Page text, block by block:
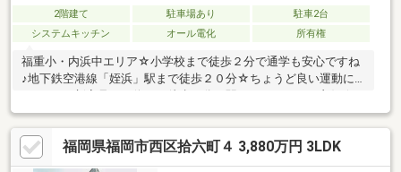
2階建て 駐車場あり
駐車2台
システムキッチン
オール電化 所有権
福重小・内浜中エリア☆小学校まで徒歩２分で通学も安心ですね
♪地下鉄空港線「姪浜」駅まで徒歩２０分☆ちょうど良い運動に
２０１１年の建物でペアガラス・食洗器・リビングIN階段・カー
ポートも有り、設備充実☆オール電化のお家で火元も安心☆ガス
代がかかりません♪駐車場は並列２台！車の出し入れもラクラク♪
１台分はカーポート付☆ウォークインクローゼット・ロフトもあ
福岡県福岡市西区拾六町４ 3,880万円 3LDK